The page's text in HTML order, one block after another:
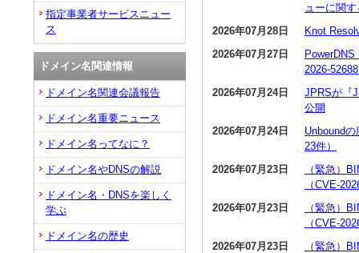
ューに関
2026年07月28日
Knot
2026年07月27日
2026-
2026年07月24日
JPRSが『
公開
2026年07月24日
Unbound
23件）
2026年07月23日
（緊急）
（CVE-
2026年07月23日
（緊急）
（CVE-
2026年07月23日
（緊急）
指定事業者サービスニュー
ス
ドメイン名関連情報
ドメイン名関連会議報告
ドメイン名重要ニュース
ドメイン名ってなに？
ドメイン名やDNSの解説
ドメイン名・DNSを楽しく
学ぶ
ドメイン名の歴史